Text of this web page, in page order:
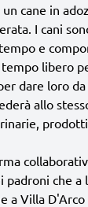
cane in
I cani
e
libero
dare loro
allo
prodotti
padroni che
a Villa